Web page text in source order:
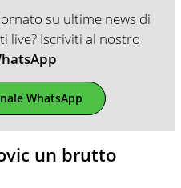
su ultime news di
live? Iscriviti al nostro
WhatsApp
un brutto